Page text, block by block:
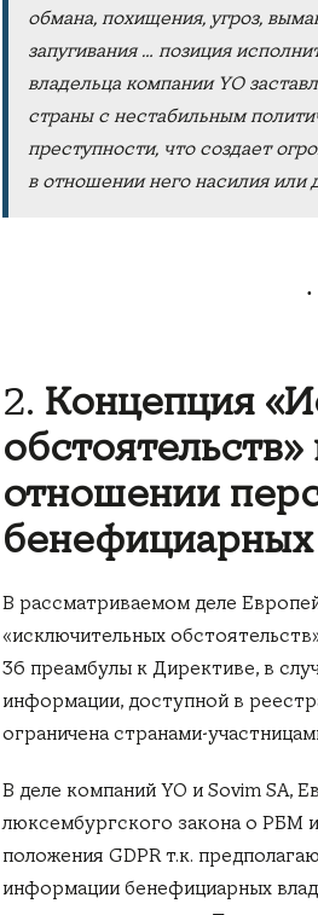
обмана, похищения, угроз,
запугивания … позиция
владельца компании YO
страны с нестабильным
преступности, что создает
в отношении него насилия или
2. Концепция
отношении
бенефициарных
В рассматриваемом деле
«исключительных
36 преамбулы к Директиве, в
информации, доступной в
ограничена странами-
В деле компаний YO и Sovim SA,
люксембургского закона о РБМ
положения GDPR т.к.
информации бенефициарных